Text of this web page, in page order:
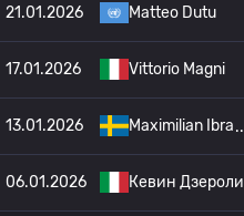
21.01.2026 Matteo Dutu
17.01.2026 Vittorio Magni
13.01.2026 Maximilian Ibra
06.01.2026 Кевин Дзероли